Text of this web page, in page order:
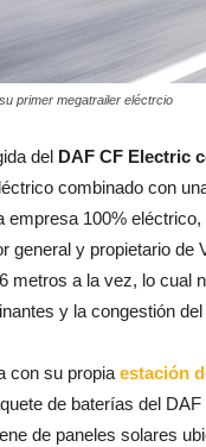
primer megatrailer eléctrcio
del DAF CF Electric
combinado con
empresa 100%
general y propietario de
metros a la vez, lo cual
y la congestión
con su propia estación
de baterías del
de paneles solares